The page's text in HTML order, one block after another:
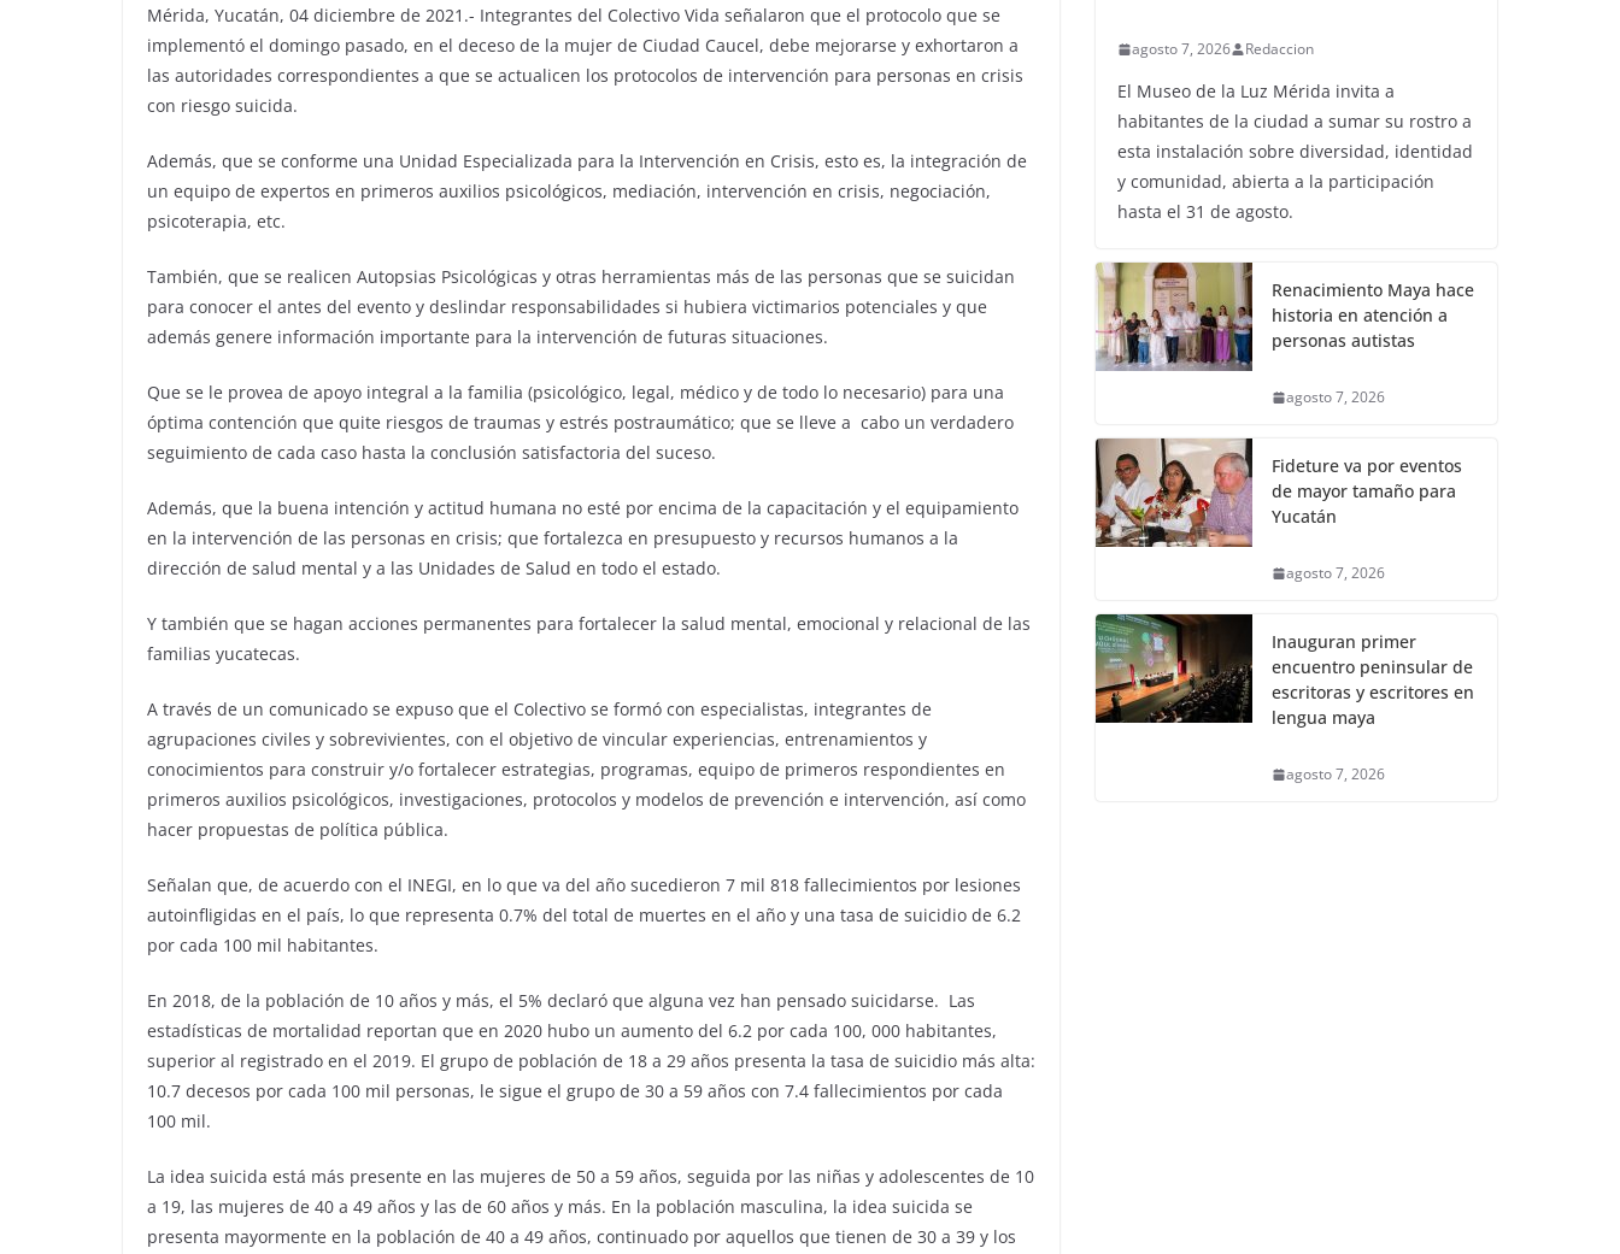
Mérida, Yucatán, 04 diciembre de 2021.- Integrantes del Colectivo Vida señalaron que el protocolo que se
implementó el domingo pasado, en el deceso de la mujer de Ciudad Caucel, debe mejorarse y exhortaron a
las autoridades correspondientes a que se actualicen los protocolos de intervención para personas en crisis
con riesgo suicida.
Además, que se conforme una Unidad Especializada para la Intervención en Crisis, esto es, la integración de
un equipo de expertos en primeros auxilios psicológicos, mediación, intervención en crisis, negociación,
psicoterapia, etc.
También, que se realicen Autopsias Psicológicas y otras herramientas más de las personas que se suicidan
para conocer el antes del evento y deslindar responsabilidades si hubiera victimarios potenciales y que
además genere información importante para la intervención de futuras situaciones.
Que se le provea de apoyo integral a la familia (psicológico, legal, médico y de todo lo necesario) para una
óptima contención que quite riesgos de traumas y estrés postraumático; que se lleve a cabo un verdadero
seguimiento de cada caso hasta la conclusión satisfactoria del suceso.
Además, que la buena intención y actitud humana no esté por encima de la capacitación y el equipamiento
en la intervención de las personas en crisis; que fortalezca en presupuesto y recursos humanos a la
dirección de salud mental y a las Unidades de Salud en todo el estado.
Y también que se hagan acciones permanentes para fortalecer la salud mental, emocional y relacional de las
familias yucatecas.
A través de un comunicado se expuso que el Colectivo se formó con especialistas, integrantes de
agrupaciones civiles y sobrevivientes, con el objetivo de vincular experiencias, entrenamientos y
conocimientos para construir y/o fortalecer estrategias, programas, equipo de primeros respondientes en
primeros auxilios psicológicos, investigaciones, protocolos y modelos de prevención e intervención, así como
hacer propuestas de política pública.
Señalan que, de acuerdo con el INEGI, en lo que va del año sucedieron 7 mil 818 fallecimientos por lesiones
autoinfligidas en el país, lo que representa 0.7% del total de muertes en el año y una tasa de suicidio de 6.2
por cada 100 mil habitantes.
En 2018, de la población de 10 años y más, el 5% declaró que alguna vez han pensado suicidarse. Las
estadísticas de mortalidad reportan que en 2020 hubo un aumento del 6.2 por cada 100, 000 habitantes,
superior al registrado en el 2019. El grupo de población de 18 a 29 años presenta la tasa de suicidio más alta:
10.7 decesos por cada 100 mil personas, le sigue el grupo de 30 a 59 años con 7.4 fallecimientos por cada
100 mil.
La idea suicida está más presente en las mujeres de 50 a 59 años, seguida por las niñas y adolescentes de 10
a 19, las mujeres de 40 a 49 años y las de 60 años y más. En la población masculina, la idea suicida se
presenta mayormente en la población de 40 a 49 años, continuado por aquellos que tienen de 30 a 39 y los
agosto 7, 2026 Redaccion
El Museo de la Luz Mérida invita a
habitantes de la ciudad a sumar su rostro a
esta instalación sobre diversidad, identidad
y comunidad, abierta a la participación
hasta el 31 de agosto.
Renacimiento Maya hace
historia en atención a
personas autistas
agosto 7, 2026
Fideture va por eventos
de mayor tamaño para
Yucatán
agosto 7, 2026
Inauguran primer
encuentro peninsular de
escritoras y escritores en
lengua maya
agosto 7, 2026